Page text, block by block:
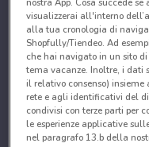
nostra App. Cosa succede
visualizzerai all'interno
alla tua cronologia di
Shopfully/Tiendeo. Ad
che hai navigato in un sito
tema vacanze. Inoltre, i dati
il relativo consenso)
rete e agli identificativi del
condivisi con terze parti per
le esperienze applicative
nel paragrafo 13.b della